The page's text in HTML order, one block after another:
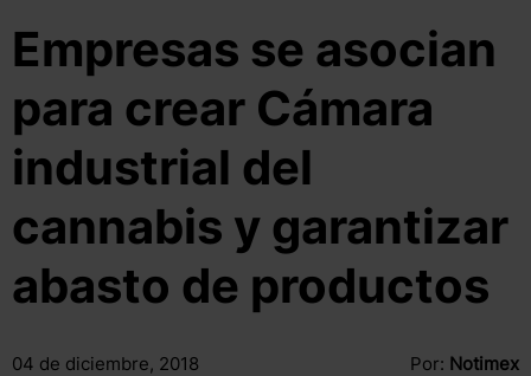
Empresas se asocian
para crear Cámara
industrial del
cannabis y garantizar
abasto de productos
04 de diciembre, 2018 Por: Notimex